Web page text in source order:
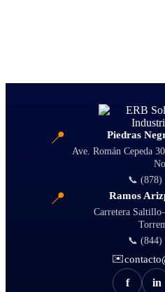
📍 Piedras
Ave. Román Cepeda
📞 (878)
📍 Ramos
Carretera
📞 (844)
✉️
f in